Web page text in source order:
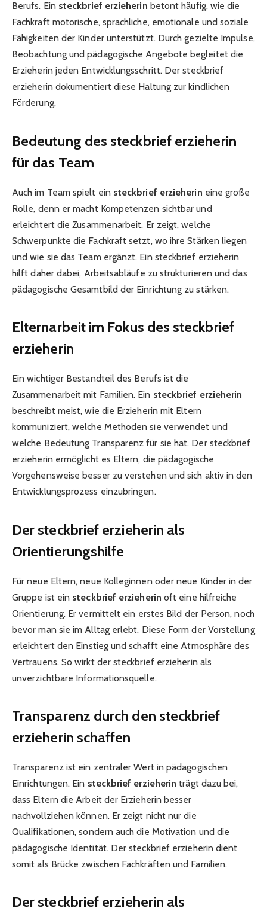
Berufs. Ein steckbrief erzieherin betont häufig, wie die
Fachkraft motorische, sprachliche, emotionale und soziale
Fähigkeiten der Kinder unterstützt. Durch gezielte Impulse,
Beobachtung und pädagogische Angebote begleitet die
Erzieherin jeden Entwicklungsschritt. Der steckbrief
erzieherin dokumentiert diese Haltung zur kindlichen
Förderung.
Bedeutung des steckbrief erzieherin
für das Team
Auch im Team spielt ein steckbrief erzieherin eine große
Rolle, denn er macht Kompetenzen sichtbar und
erleichtert die Zusammenarbeit. Er zeigt, welche
Schwerpunkte die Fachkraft setzt, wo ihre Stärken liegen
und wie sie das Team ergänzt. Ein steckbrief erzieherin
hilft daher dabei, Arbeitsabläufe zu strukturieren und das
pädagogische Gesamtbild der Einrichtung zu stärken.
Elternarbeit im Fokus des steckbrief
erzieherin
Ein wichtiger Bestandteil des Berufs ist die
Zusammenarbeit mit Familien. Ein steckbrief erzieherin
beschreibt meist, wie die Erzieherin mit Eltern
kommuniziert, welche Methoden sie verwendet und
welche Bedeutung Transparenz für sie hat. Der steckbrief
erzieherin ermöglicht es Eltern, die pädagogische
Vorgehensweise besser zu verstehen und sich aktiv in den
Entwicklungsprozess einzubringen.
Der steckbrief erzieherin als
Orientierungshilfe
Für neue Eltern, neue Kolleginnen oder neue Kinder in der
Gruppe ist ein steckbrief erzieherin oft eine hilfreiche
Orientierung. Er vermittelt ein erstes Bild der Person, noch
bevor man sie im Alltag erlebt. Diese Form der Vorstellung
erleichtert den Einstieg und schafft eine Atmosphäre des
Vertrauens. So wirkt der steckbrief erzieherin als
unverzichtbare Informationsquelle.
Transparenz durch den steckbrief
erzieherin schaffen
Transparenz ist ein zentraler Wert in pädagogischen
Einrichtungen. Ein steckbrief erzieherin trägt dazu bei,
dass Eltern die Arbeit der Erzieherin besser
nachvollziehen können. Er zeigt nicht nur die
Qualifikationen, sondern auch die Motivation und die
pädagogische Identität. Der steckbrief erzieherin dient
somit als Brücke zwischen Fachkräften und Familien.
Der steckbrief erzieherin als